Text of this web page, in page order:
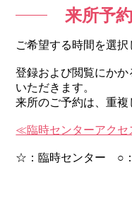
来所予
ご希望する時間を選択
登録および閲覧にか
いただきます。
来所のご予約は、重複
≪臨時センターアク
☆：臨時センター ○